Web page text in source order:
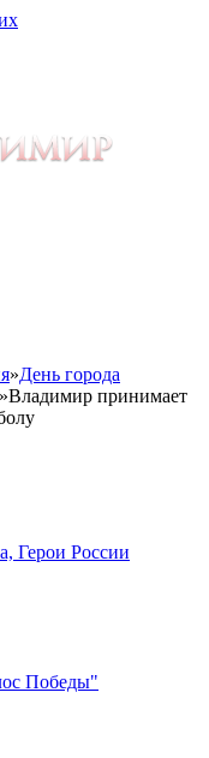
»День города
»Владимир принимает
Герои России
Победы"